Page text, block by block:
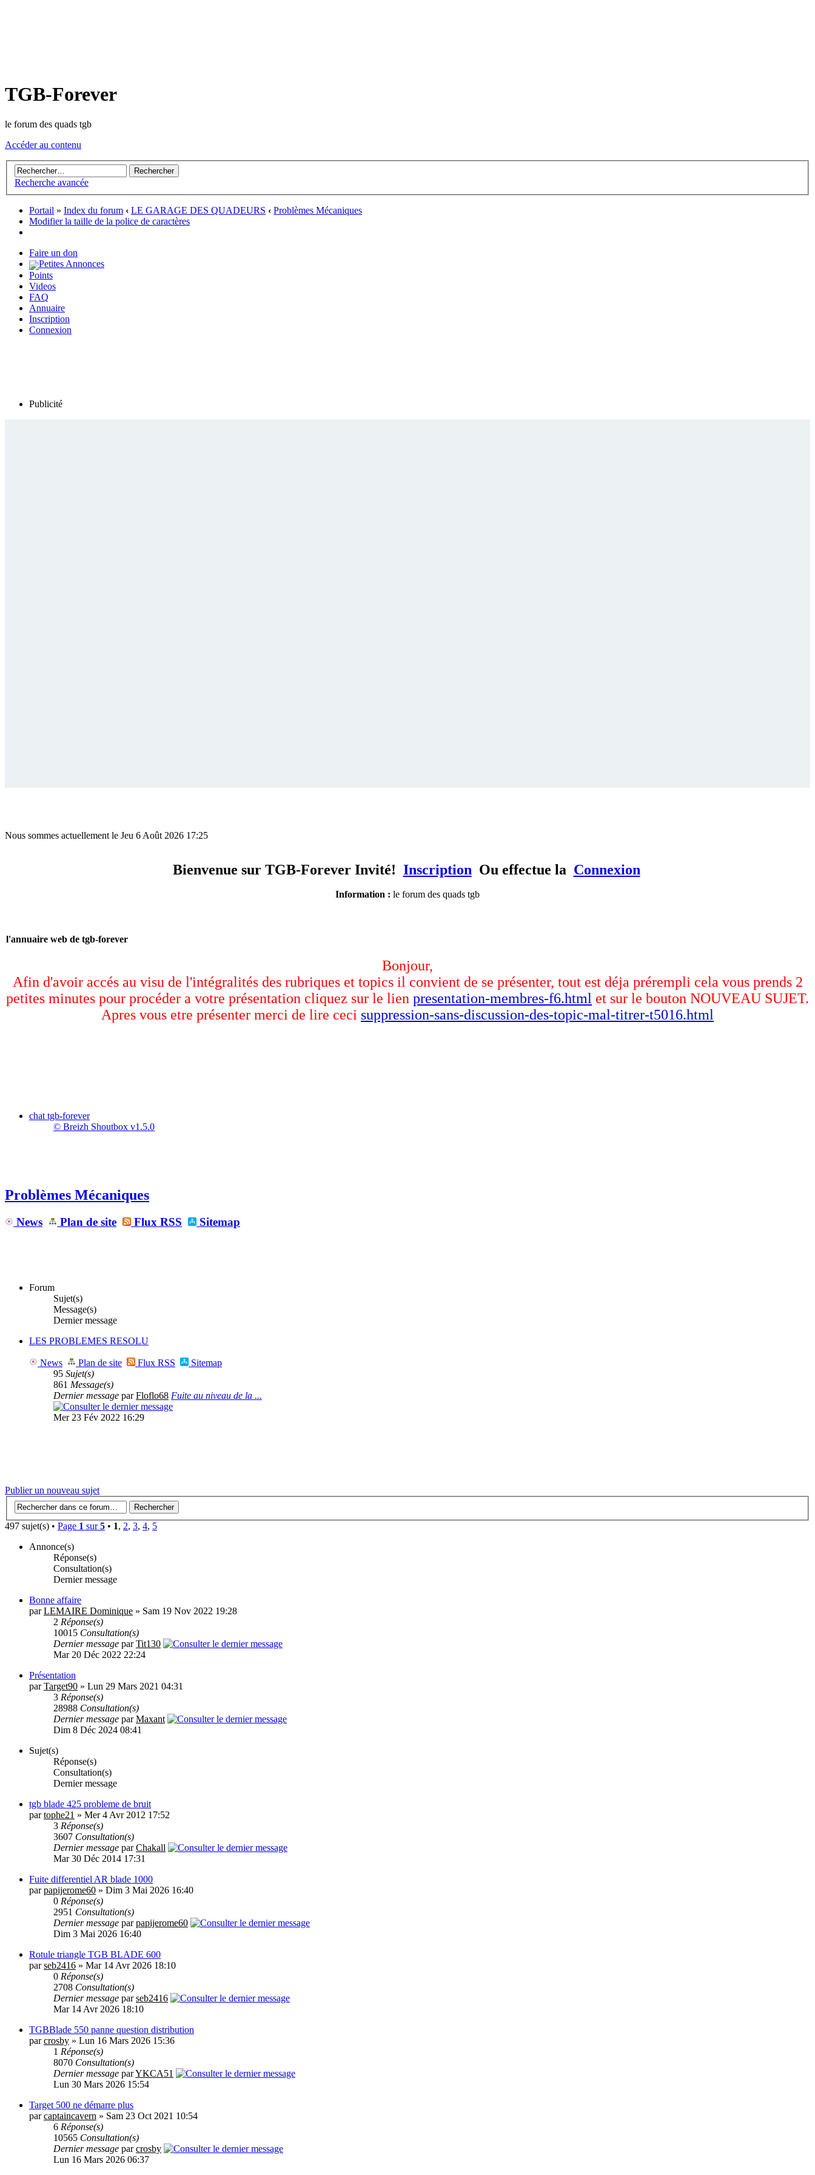
TGB-Forever
le forum des quads tgb
Accéder au contenu
Recherche avancée
Portail » Index du forum ‹ LE GARAGE DES QUADEURS ‹ Problèmes Mécaniques
Modifier la taille de la police de caractères
Faire un don
Petites Annonces
Points
Videos
FAQ
Annuaire
Inscription
Connexion
Publicité
Nous sommes actuellement le Jeu 6 Août 2026 17:25
Bienvenue sur TGB-Forever Invité! Inscription Ou effectue la Connexion
Information : le forum des quads tgb
l'annuaire web de tgb-forever
Bonjour,
Afin d'avoir accés au visu de l'intégralités des rubriques et topics il convient de se présenter, tout est déja prérempli cela vous prends 2
petites minutes pour procéder a votre présentation cliquez sur le lien presentation-membres-f6.html et sur le bouton NOUVEAU SUJET.
Apres vous etre présenter merci de lire ceci suppression-sans-discussion-des-topic-mal-titrer-t5016.html
chat tgb-forever
© Breizh Shoutbox v1.5.0
Problèmes Mécaniques
News Plan de site Flux RSS Sitemap
Forum
Sujet(s)
Message(s)
Dernier message
LES PROBLEMES RESOLU
News Plan de site Flux RSS
Sitemap
95 Sujet(s)
861 Message(s)
Dernier message parFloflo68 Fuite au niveau de la ...
Mer 23 Fév 2022 16:29
Publier un nouveau sujet
497 sujet(s) • Page 1 sur5 • 1, 2, 3, 4, 5
Annonce(s)
Réponse(s)
Consultation(s)
Dernier message
Bonne affaire
parLEMAIRE Dominique » Sam 19 Nov 2022 19:28
2 Réponse(s)
10015 Consultation(s)
Dernier message parTit130
Mar 20 Déc 2022 22:24
Présentation
parTarget90 » Lun 29 Mars 2021 04:31
3 Réponse(s)
28988 Consultation(s)
Dernier message parMaxant
Dim 8 Déc 2024 08:41
Sujet(s)
Réponse(s)
Consultation(s)
Dernier message
tgb blade 425 probleme de bruit
partophe21 » Mer 4 Avr 2012 17:52
3 Réponse(s)
3607 Consultation(s)
Dernier message parChakall
Mar 30 Déc 2014 17:31
Fuite differentiel AR blade 1000
parpapijerome60 » Dim 3 Mai 2026 16:40
0 Réponse(s)
2951 Consultation(s)
Dernier message parpapijerome60
Dim 3 Mai 2026 16:40
Rotule triangle TGB BLADE 600
parseb2416 » Mar 14 Avr 2026 18:10
0 Réponse(s)
2708 Consultation(s)
Dernier message parseb2416
Mar 14 Avr 2026 18:10
TGBBlade 550 panne question distribution
parcrosby » Lun 16 Mars 2026 15:36
1 Réponse(s)
8070 Consultation(s)
Dernier message parYKCA51
Lun 30 Mars 2026 15:54
Target 500 ne démarre plus
parcaptaincavern » Sam 23 Oct 2021 10:54
6 Réponse(s)
10565 Consultation(s)
Dernier message parcrosby
Lun 16 Mars 2026 06:37